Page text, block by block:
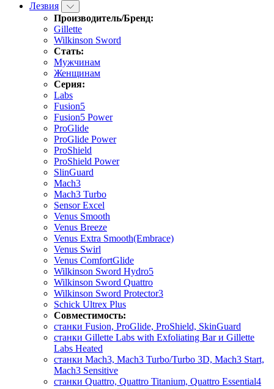
Лезвия
Производитель/Бренд:
Gillette
Wilkinson Sword
Стать:
Мужчинам
Женщинам
Серия:
Labs
Fusion5
Fusion5 Power
ProGlide
ProGlide Power
ProShield
ProShield Power
SlinGuard
Mach3
Mach3 Turbo
Sensor Excel
Venus Smooth
Venus Breeze
Venus Extra Smooth(Embrace)
Venus Swirl
Venus ComfortGlide
Wilkinson Sword Hydro5
Wilkinson Sword Quattro
Wilkinson Sword Protector3
Schick Ultrex Plus
Совместимость:
станки Fusion, ProGlide, ProShield, SkinGuard
станки Gillette Labs with Exfoliating Bar и Gillette
Labs Heated
станки Mach3, Mach3 Turbo/Turbo 3D, Mach3 Start,
Mach3 Sensitive
станки Quattro, Quattro Titanium, Quattro Essential4